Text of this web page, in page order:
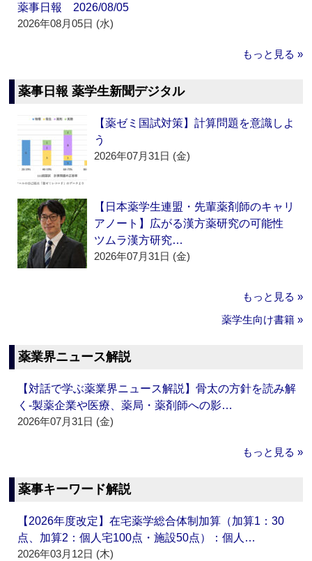
薬事日報 2026/08/05
2026年08月05日 (水)
もっと見る »
薬事日報 薬学生新聞デジタル
【薬ゼミ国試対策】計算問題を意識しよ
う
2026年07月31日 (金)
【日本薬学生連盟・先輩薬剤師のキャリ
アノート】広がる漢方薬研究の可能性
ツムラ漢方研究…
2026年07月31日 (金)
もっと見る »
薬学生向け書籍 »
薬業界ニュース解説
【対話で学ぶ薬業界ニュース解説】骨太の方針を読み解
く‐製薬企業や医療、薬局・薬剤師への影…
2026年07月31日 (金)
もっと見る »
薬事キーワード解説
【2026年度改定】在宅薬学総合体制加算（加算1：30
点、加算2：個人宅100点・施設50点）：個人…
2026年03月12日 (木)